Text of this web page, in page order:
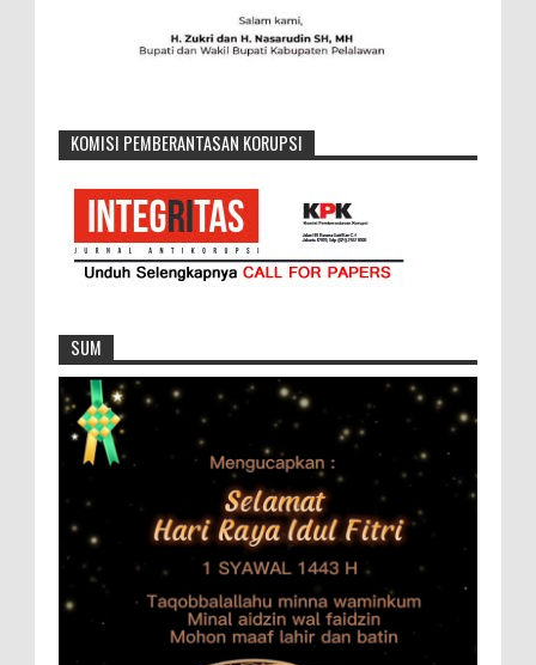
KOMISI PEMBERANTASAN KORUPSI
SUM